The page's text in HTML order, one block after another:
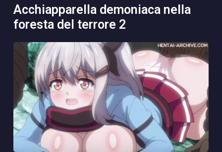
acchiapparella demoniaca nella
foresta del terrore 2